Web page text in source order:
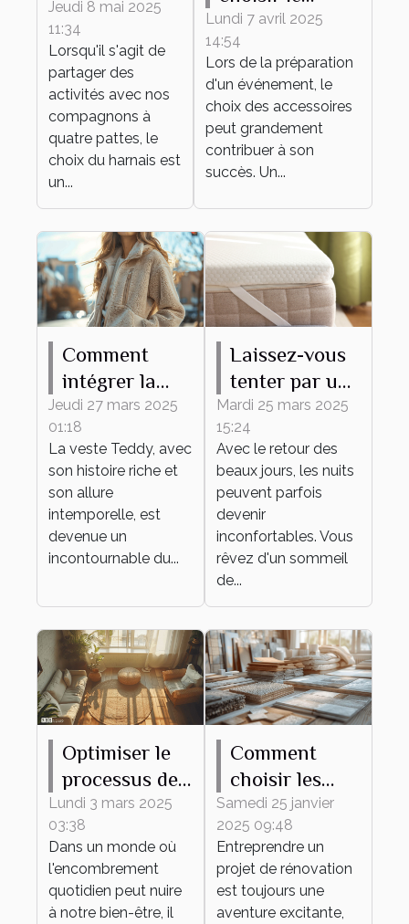
harnais
adapté à
différentes
activités
canines
Jeudi 8 mai 2025
11:34
Lorsqu'il s'agit de
partager des
activités avec nos
compagnons à
quatre pattes, le
choix du harnais est
un...
bracelet
personnalisable
parfait pour
votre
événement
Lundi 7 avril 2025
14:54
Lors de la préparation
d'un événement, le
choix des accessoires
peut grandement
contribuer à son
succès. Un...
Comment
intégrer la
veste Teddy
dans des
tenues
quotidiennes
Jeudi 27 mars 2025
01:18
La veste Teddy, avec
son histoire riche et
son allure
intemporelle, est
devenue un
incontournable du...
Laissez-vous
tenter par un
surmatelas en
laine mérinos,
même en été !
Mardi 25 mars 2025
15:24
Avec le retour des
beaux jours, les nuits
peuvent parfois
devenir
inconfortables. Vous
rêvez d'un sommeil
de...
Optimiser le
processus de
débarras pour
un espace
épuré et
fonctionnel
Lundi 3 mars 2025
03:38
Dans un monde où
l'encombrement
quotidien peut nuire
à notre bien-être, il
Comment
choisir les
meilleurs
matériaux
pour votre
projet de
rénovation
Samedi 25 janvier
2025 09:48
Entreprendre un
projet de rénovation
est toujours une
aventure excitante,